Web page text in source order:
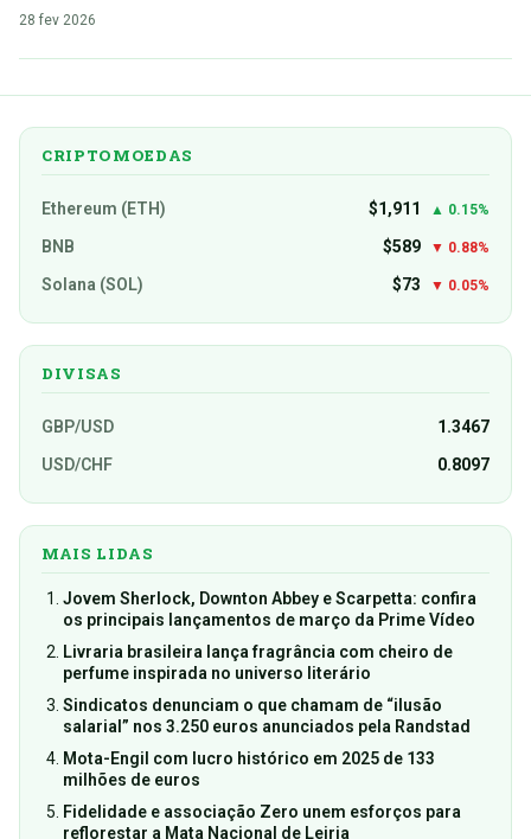
28 fev 2026
CRIPTOMOEDAS
Ethereum (ETH) $1,911 ▲ 0.15%
BNB $589 ▼ 0.88%
Solana (SOL) $73 ▼ 0.05%
DIVISAS
GBP/USD
1.3467
USD/CHF
0.8097
MAIS LIDAS
Jovem Sherlock, Downton Abbey e Scarpetta: confira
os principais lançamentos de março da Prime Vídeo
Livraria brasileira lança fragrância com cheiro de
perfume inspirada no universo literário
Sindicatos denunciam o que chamam de “ilusão
salarial” nos 3.250 euros anunciados pela Randstad
Mota-Engil com lucro histórico em 2025 de 133
milhões de euros
Fidelidade e associação Zero unem esforços para
reflorestar a Mata Nacional de Leiria